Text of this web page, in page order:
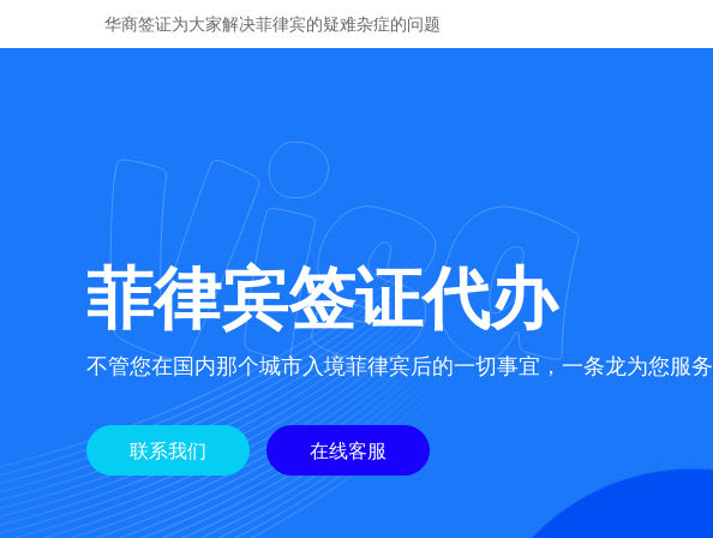
华商签证为大家解决菲律宾的疑难杂症的问题
菲律宾签证代办
不管您在国内那个城市入境菲律宾后的一切事宜，一条龙为您服务
联系我们 在线客服